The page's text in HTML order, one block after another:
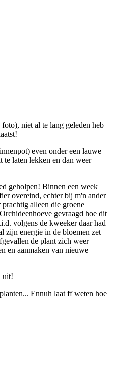
niet al te lang geleden heb
even onder een lauwe
te laten lekken en dan weer
geholpen! Binnen een week
overeind, echter bij m'n ander
alleen die groene
gevraagd hoe dit
volgens de kweeker daar had
zijn energie in de bloemen zet
de plant zich weer
en aanmaken van nieuwe
uit!
Ennuh laat ff weten hoe